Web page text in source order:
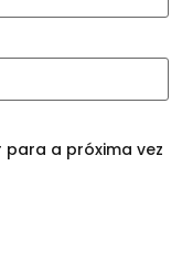
a próxima vez